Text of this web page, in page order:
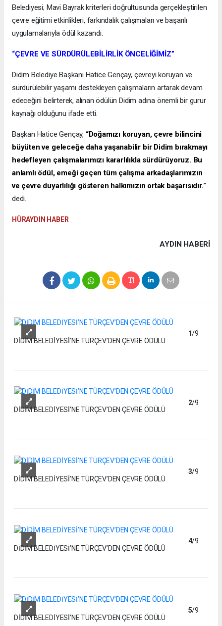
Belediyesi; Mavi Bayrak kriterleri doğrultusunda gerçekleştirilen
çevre eğitimi etkinlikleri, farkındalık çalışmaları ve başarılı
uygulamalarıyla ödül kazandı.
“ÇEVRE VE SÜRDÜRÜLEBİLİRLİK ÖNCELİĞİMİZ”
Didim Belediye Başkanı Hatice Gençay, çevreyi koruyan ve
sürdürülebilir yaşamı destekleyen çalışmaların artarak devam
edeceğini belirterek, alınan ödülün Didim adına önemli bir gurur
kaynağı olduğunu ifade etti.
Başkan Hatice Gençay, “Doğamızı koruyan, çevre bilincini
büyüten ve geleceğe daha yaşanabilir bir Didim bırakmayı
hedefleyen çalışmalarımızı kararlılıkla sürdürüyoruz. Bu
anlamlı ödül, emeği geçen tüm çalışma arkadaşlarımızın
ve çevre duyarlılığı gösteren halkımızın ortak başarısıdır.”
dedi.
HÜRAYDIN HABER
AYDIN HABERİ
1/9
DİDİM BELEDİYESİ’NE TÜRÇEV’DEN ÇEVRE ÖDÜLÜ
2/9
DİDİM BELEDİYESİ’NE TÜRÇEV’DEN ÇEVRE ÖDÜLÜ
3/9
DİDİM BELEDİYESİ’NE TÜRÇEV’DEN ÇEVRE ÖDÜLÜ
4/9
DİDİM BELEDİYESİ’NE TÜRÇEV’DEN ÇEVRE ÖDÜLÜ
5/9
DİDİM BELEDİYESİ’NE TÜRÇEV’DEN ÇEVRE ÖDÜLÜ